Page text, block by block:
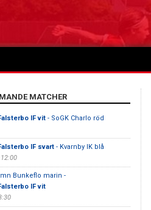
MATCHER
IF vit- SoGK Charlo röd
IF svart- Kvarnby IK blå
Bunkeflo marin -
IF vit